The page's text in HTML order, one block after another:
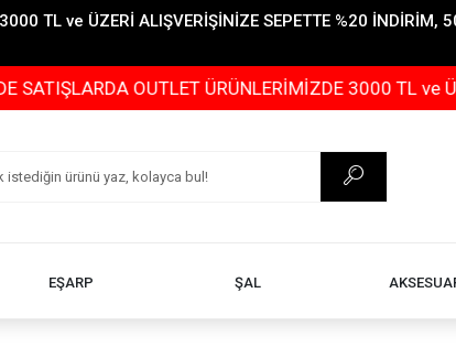
TL ve ÜZERİ ALIŞVERİŞİNİZE SEPETTE %20 İNDİRİM,
OUTLET ÜRÜNLERİMİZDE 3000 TL ve ÜZERİ
EŞARP ŞAL